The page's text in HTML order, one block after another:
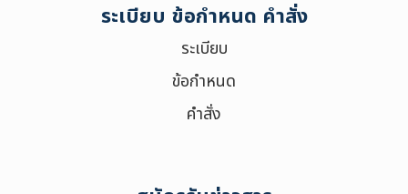
ระเบียบ ข้อกำหนด คำสั่ง
ระเบียบ
ข้อกำหนด
คำสั่ง